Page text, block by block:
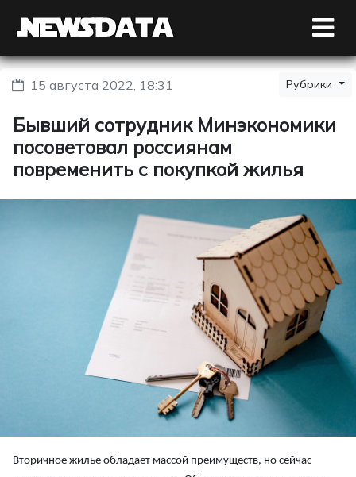
15 августа 2022, 18:31 Рубрики
Бывший сотрудник Минэкономики
посоветовал россиянам
повременить с покупкой жилья
Вторичное жилье обладает массой преимуществ, но сейчас